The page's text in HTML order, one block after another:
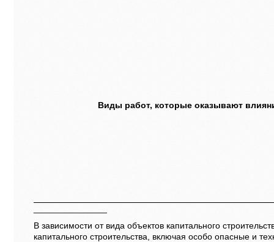
Виды работ, которые оказывают
В зависимости от вида объектов капитального
капитального строительства, включая особо опасные и